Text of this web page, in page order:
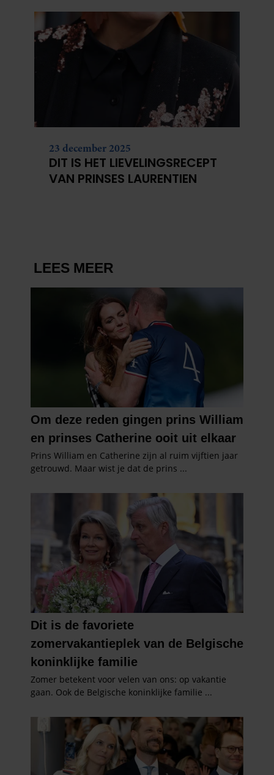
23 december 2025
DIT IS HET LIEVELINGSRECEPT
VAN PRINSES LAURENTIEN